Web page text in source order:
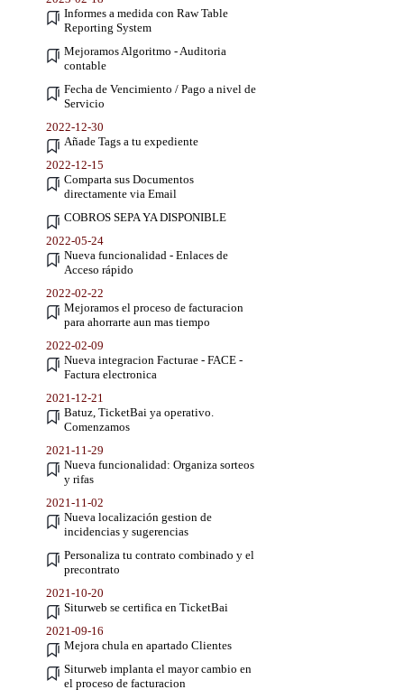
Informes a medida con Raw Table
Reporting System
Mejoramos Algoritmo - Auditoria
contable
Fecha de Vencimiento / Pago a nivel de
Servicio
2022-12-30
Añade Tags a tu expediente
2022-12-15
Comparta sus Documentos
directamente via Email
COBROS SEPA YA DISPONIBLE
2022-05-24
Nueva funcionalidad - Enlaces de
Acceso rápido
2022-02-22
Mejoramos el proceso de facturacion
para ahorrarte aun mas tiempo
2022-02-09
Nueva integracion Facturae - FACE -
Factura electronica
2021-12-21
Batuz, TicketBai ya operativo.
Comenzamos
2021-11-29
Nueva funcionalidad: Organiza sorteos
y rifas
2021-11-02
Nueva localización gestion de
incidencias y sugerencias
Personaliza tu contrato combinado y el
precontrato
2021-10-20
Siturweb se certifica en TicketBai
2021-09-16
Mejora chula en apartado Clientes
Siturweb implanta el mayor cambio en
el proceso de facturacion